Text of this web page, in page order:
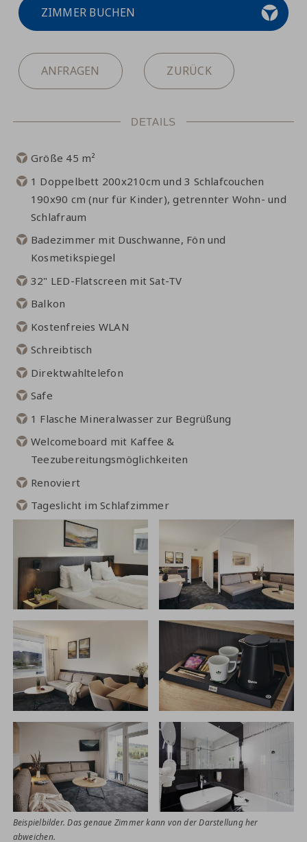
ZIMMER BUCHEN
ANFRAGEN ZURÜCK
DETAILS
Größe 45 m²
1 Doppelbett 200x210cm und 3 Schlafcouchen
190x90 cm (nur für Kinder), getrennter Wohn- und
Schlafraum
Badezimmer mit Duschwanne, Fön und
Kosmetikspiegel
32" LED-Flatscreen mit Sat-TV
Balkon
Kostenfreies WLAN
Schreibtisch
Direktwahltelefon
Safe
1 Flasche Mineralwasser zur Begrüßung
Welcomeboard mit Kaffee &
Teezubereitungsmöglichkeiten
Renoviert
Tageslicht im Schlafzimmer
Beispielbilder. Das genaue Zimmer kann von der Darstellung her
abweichen.